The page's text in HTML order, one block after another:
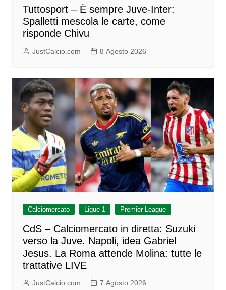
Tuttosport – È sempre Juve-Inter:
Spalletti mescola le carte, come
risponde Chivu
JustCalcio.com 8 Agosto 2026
Calciomercato Ligue 1 Premier League
CdS – Calciomercato in diretta: Suzuki
verso la Juve. Napoli, idea Gabriel
Jesus. La Roma attende Molina: tutte le
trattative LIVE
JustCalcio.com 7 Agosto 2026